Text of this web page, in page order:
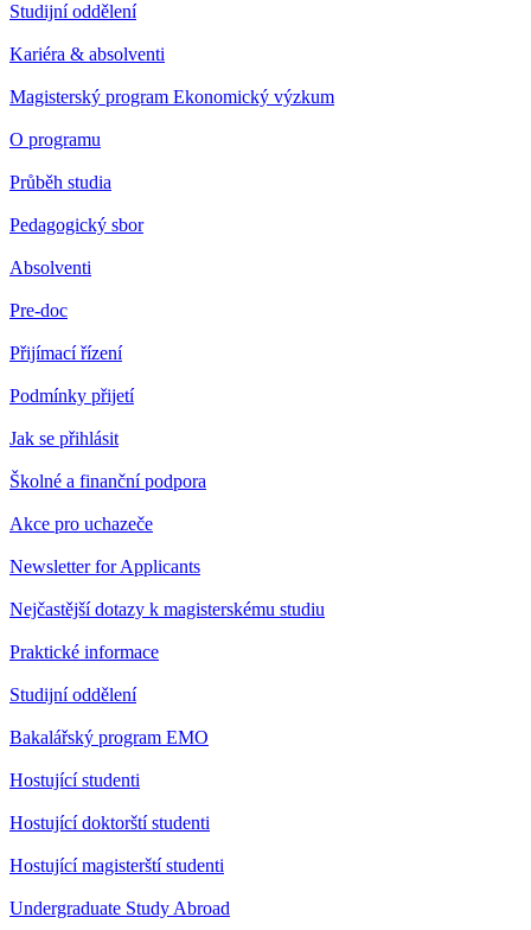
Studijní oddělení
Kariéra & absolventi
Magisterský program Ekonomický výzkum
O programu
Průběh studia
Pedagogický sbor
Absolventi
Pre-doc
Přijímací řízení
Podmínky přijetí
Jak se přihlásit
Školné a finanční podpora
Akce pro uchazeče
Newsletter for Applicants
Nejčastější dotazy k magisterskému studiu
Praktické informace
Studijní oddělení
Bakalářský program EMO
Hostující studenti
Hostující doktorští studenti
Hostující magisterští studenti
Undergraduate Study Abroad